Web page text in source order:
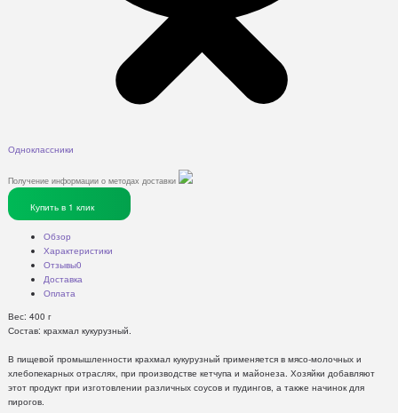
Одноклассники
Получение информации о методах доставки
Купить в 1 клик
Обзор
Характеристики
Отзывы0
Доставка
Оплата
Вес: 400 г
Состав: крахмал кукурузный.
В пищевой промышленности крахмал кукурузный применяется в мясо-молочных и
хлебопекарных отраслях, при производстве кетчупа и майонеза. Хозяйки добавляют
этот продукт при изготовлении различных соусов и пудингов, а также начинок для
пирогов.